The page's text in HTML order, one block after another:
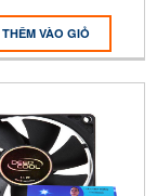
THÊM VÀO GIỎ